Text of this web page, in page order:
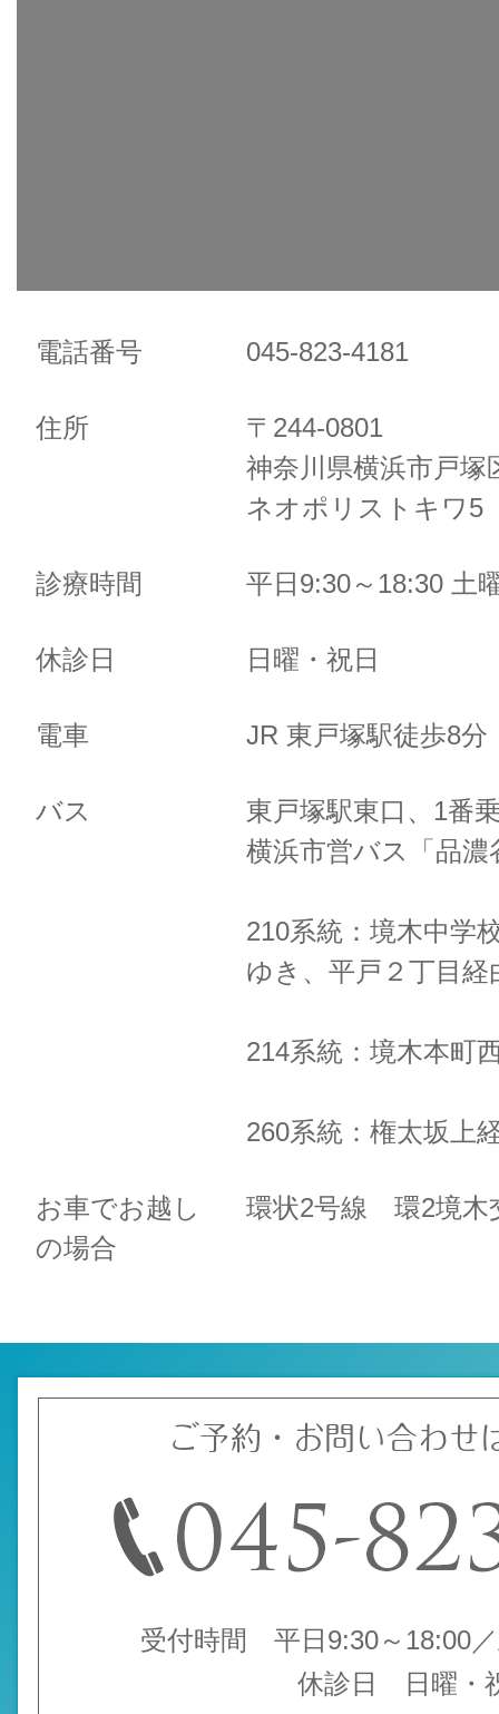
電話番号 045-823-4181
住所
〒244-0801
神奈川県横浜市戸塚
ネオポリストキワ
診療時間 平日9:30～18:30 土
休診日 日曜・祝日
電車 JR 東戸塚駅徒歩8
バス
東戸塚駅東口、1番
横浜市営バス「品
210系統：境木中学
ゆき、 平戸２丁目経
214系統：境木本町
260系統：権太坂上
お車でお越し
の場合
環状2号線 環2境木
ご予約・お問い合わせ
受付時間 平日9:30～18:00
休診日 日曜・